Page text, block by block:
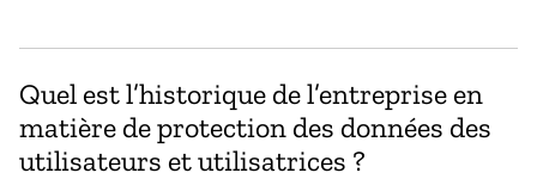
Quel est l’historique de l’entreprise en
matière de protection des données des
utilisateurs et utilisatrices ?